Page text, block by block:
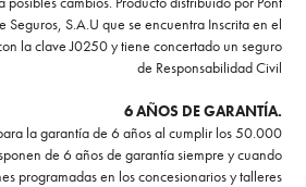
S.A.U que se encuentra Inscrita en el
la clave J0250 y tiene concertado un seguro
de Responsabilidad Civil
6 AÑOS DE GARANTÍA.
la garantía de 6 años al cumplir los 50.000
de 6 años de garantía siempre y cuando
programadas en los concesionarios y talleres